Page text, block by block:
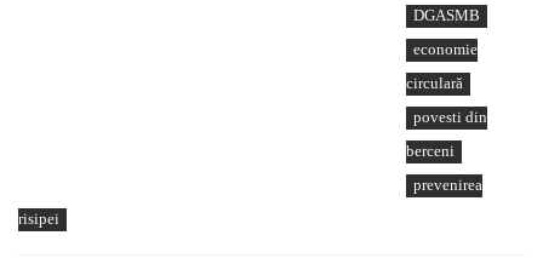
DGASMB
economie
circulară
povesti din
berceni
prevenirea
risipei